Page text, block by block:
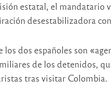
estatal, el mandatario
desestabilizadora
dos españoles son
de los detenidos,
tras visitar Colombia.